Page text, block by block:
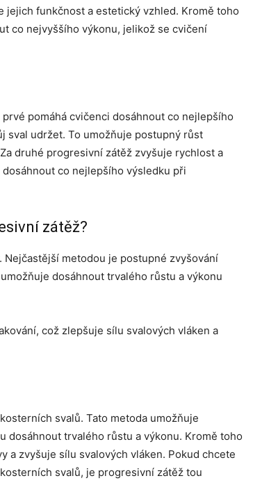
funkčnost a estetický vzhled. Kromě toho
co nejvyššího výkonu, jelikož se cvičení
pomáhá cvičenci dosáhnout co nejlepšího
sval udržet. To umožňuje postupný růst
druhé progresivní zátěž zvyšuje rychlost a
co nejlepšího výsledku při
zátěž?
metodou je postupné zvyšování
dosáhnout trvalého růstu a výkonu
což zlepšuje sílu svalových vláken a
svalů. Tato metoda umožňuje
dosáhnout trvalého růstu a výkonu. Kromě toho
a zvyšuje sílu svalových vláken. Pokud chcete
svalů, je progresivní zátěž tou